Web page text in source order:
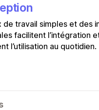
de travail simples et des
facilitent l’intégration
l’utilisation au quotidien.